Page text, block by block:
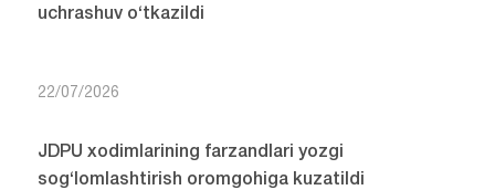
uchrashuv o‘tkazildi
22/07/2026
JDPU xodimlarining farzandlari yozgi
sog‘lomlashtirish oromgohiga kuzatildi